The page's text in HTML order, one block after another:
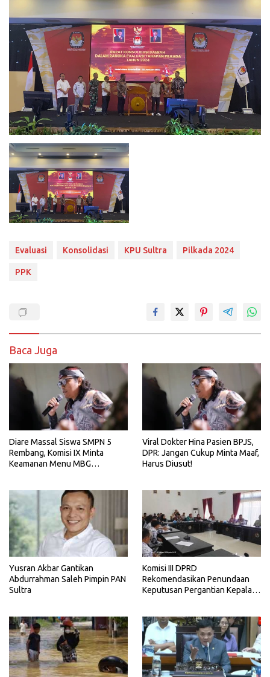
Evaluasi Konsolidasi KPU Sultra Pilkada 2024
PPK
Baca Juga
Diare Massal Siswa SMPN 5
Rembang, Komisi IX Minta
Keamanan Menu MBG
Viral Dokter Hina Pasien BPJS,
DPR: Jangan Cukup Minta Maaf,
Harus Diusut!
Yusran Akbar Gantikan
Abdurrahman Saleh Pimpin PAN
Sultra
Komisi III DPRD
Rekomendasikan Penundaan
Keputusan Pergantian Kepala